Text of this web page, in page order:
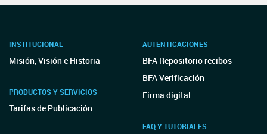
INSTITUCIONAL
Misión, Visión e Historia
PRODUCTOS Y SERVICIOS
Tarifas de Publicación
AUTENTICACIONES
BFA Repositorio recibos
BFA Verificación
Firma digital
FAQ Y TUTORIALES